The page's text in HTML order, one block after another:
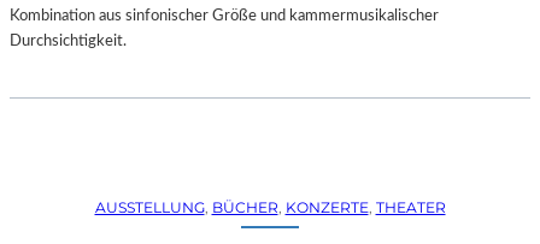
Kombination aus sinfonischer Größe und kammermusikalischer
Durchsichtigkeit.
AUSSTELLUNG, BÜCHER KONZERTE, THEATER